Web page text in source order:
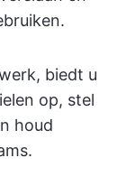
biedt u
op, stel
houd